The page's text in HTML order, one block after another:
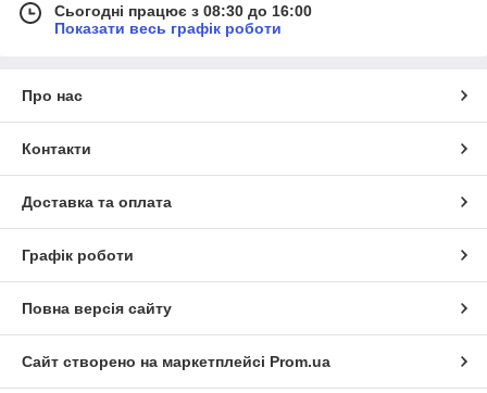
Сьогодні працює з 08:30 до 16:00
Показати весь графік роботи
Про нас
Контакти
Доставка та оплата
Графік роботи
Повна версія сайту
Сайт створено на маркетплейсі Prom.ua